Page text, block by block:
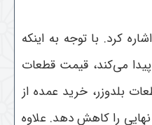
کرد. با توجه به اینکه
می‌کند، قیمت قطعات
بلدوزر، خرید عمده از
را کاهش دهد. علاوه